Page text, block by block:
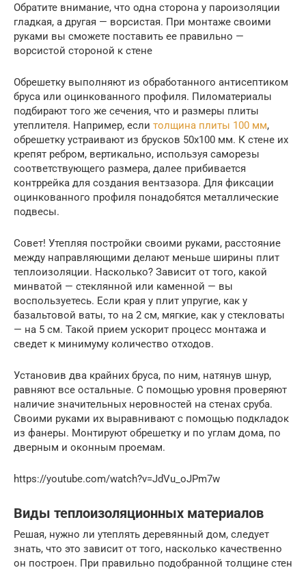
Обратите внимание, что одна сторона у пароизоляции
гладкая, а другая — ворсистая. При монтаже своими
руками вы сможете поставить ее правильно —
ворсистой стороной к стене
Обрешетку выполняют из обработанного антисептиком
бруса или оцинкованного профиля. Пиломатериалы
подбирают того же сечения, что и размеры плиты
утеплителя. Например, если толщина плиты 100 мм,
обрешетку устраивают из брусков 50х100 мм. К стене их
крепят ребром, вертикально, используя саморезы
соответствующего размера, далее прибивается
контррейка для создания вентзазора. Для фиксации
оцинкованного профиля понадобятся металлические
подвесы.
Совет! Утепляя постройки своими руками, расстояние
между направляющими делают меньше ширины плит
теплоизоляции. Насколько? Зависит от того, какой
минватой — стеклянной или каменной — вы
воспользуетесь. Если края у плит упругие, как у
базальтовой ваты, то на 2 см, мягкие, как у стекловаты
— на 5 см. Такой прием ускорит процесс монтажа и
сведет к минимуму количество отходов.
Установив два крайних бруса, по ним, натянув шнур,
равняют все остальные. С помощью уровня проверяют
наличие значительных неровностей на стенах сруба.
Своими руками их выравнивают с помощью подкладок
из фанеры. Монтируют обрешетку и по углам дома, по
дверным и оконным проемам.
https://youtube.com/watch?v=JdVu_oJPm7w
Виды теплоизоляционных материалов
Решая, нужно ли утеплять деревянный дом, следует
знать, что это зависит от того, насколько качественно
он построен. При правильно подобранной толщине стен